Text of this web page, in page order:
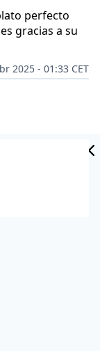
perfecto
gracias a su
2025 - 01:33 CET